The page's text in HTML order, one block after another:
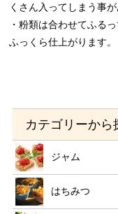
くさん入ってしまう事
・粉類は合わせてふる
ふっくら仕上がります。
カテゴリーから
ジャム
はちみつ